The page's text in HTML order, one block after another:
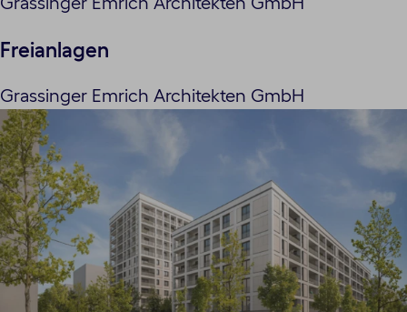
Freianlagen
Grassinger Emrich Architekten GmbH